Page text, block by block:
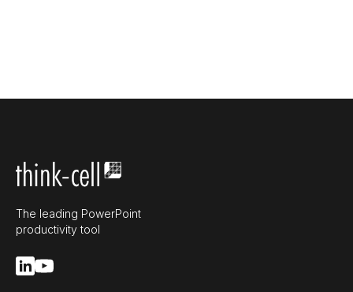
The leading PowerPoint
productivity tool